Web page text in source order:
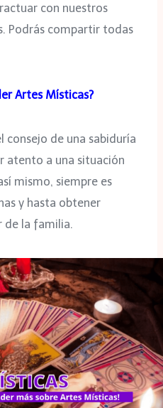
con nuestros
Podrás compartir todas
Artes Místicas?
consejo de una sabiduría
atento a una situación
mismo, siempre es
y hasta obtener
de la familia.